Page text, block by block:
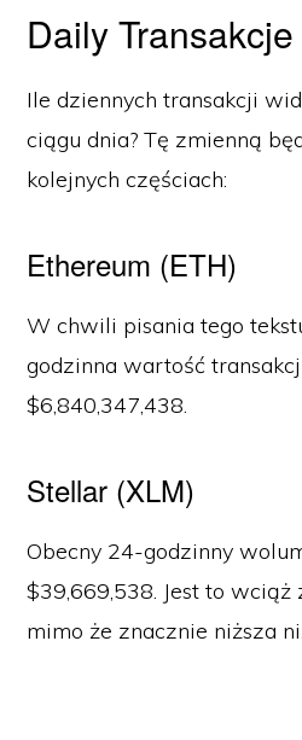
Daily Transakcje
Ile dziennych transakcji
ciągu dnia? Tę zmienną
kolejnych częściach:
Ethereum (ETH)
W chwili pisania tego
godzinna wartość
$6,840,347,438.
Stellar (XLM)
Obecny 24-godzinny
$39,669,538. Jest to wciąż
mimo że znacznie niższa